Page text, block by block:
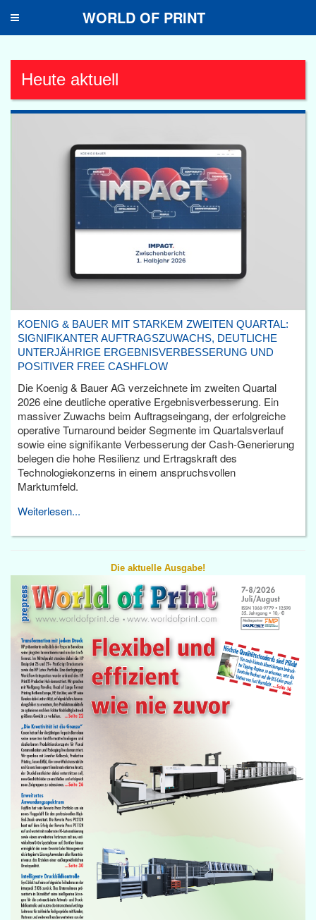
Toggle
WORLD OF PRINT
Heute aktuell
KOENIG & BAUER MIT STARKEM ZWEITEN QUARTAL:
SIGNIFIKANTER AUFTRAGSZUWACHS, DEUTLICHE
UNTERJÄHRIGE ERGEBNISVERBESSERUNG UND
POSITIVER FREE CASHFLOW
Die Koenig & Bauer AG verzeichnete im zweiten Quartal
2026 eine deutliche operative Ergebnisverbesserung. Ein
massiver Zuwachs beim Auftragseingang, der erfolgreiche
operative Turnaround beider Segmente im Quartalsverlauf
sowie eine signifikante Verbesserung der Cash-Generierung
belegen die hohe Resilienz und Ertragskraft des
Technologiekonzerns in einem anspruchsvollen
Marktumfeld.
Weiterlesen...
Die aktuelle Ausgabe!